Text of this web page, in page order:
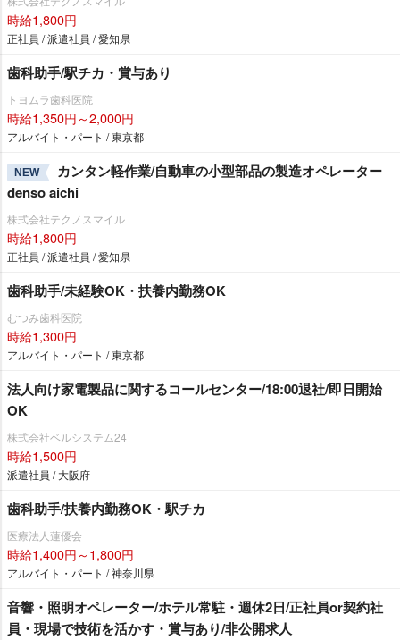
時給1,800円
正社員 / 派遣社員 / 愛知県
歯科助手/駅チカ・賞与あり
トヨムラ歯科医院
時給1,350円～2,000円
アルバイト・パート / 東京都
NEW
カンタン軽作業/自動車の小型部品の製造オペレーター
denso aichi
株式会社テクノスマイル
時給1,800円
正社員 / 派遣社員 / 愛知県
歯科助手/未経験OK・扶養内勤務OK
むつみ歯科医院
時給1,300円
アルバイト・パート / 東京都
法人向け家電製品に関するコールセンター/18:00退社/即日開始
OK
株式会社ベルシステム24
時給1,500円
派遣社員 / 大阪府
歯科助手/扶養内勤務OK・駅チカ
医療法人蓮優会
時給1,400円～1,800円
アルバイト・パート / 神奈川県
音響・照明オペレーター/ホテル常駐・週休2日/正社員or契約社
員・現場で技術を活かす・賞与あり/非公開求人